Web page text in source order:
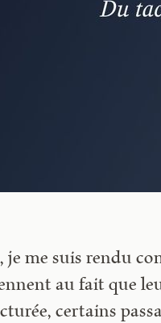
je me suis rendu
au fait que
certains